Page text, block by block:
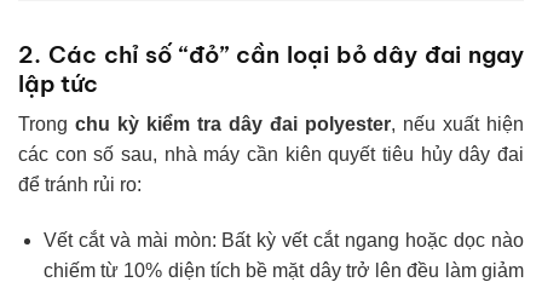
2. Các chỉ số “đỏ” cần loại bỏ dây đai ngay
lập tức
Trong chu kỳ kiểm tra dây đai polyester, nếu xuất hiện
các con số sau, nhà máy cần kiên quyết tiêu hủy dây đai
để tránh rủi ro:
Vết cắt và mài mòn: Bất kỳ vết cắt ngang hoặc dọc nào
chiếm từ 10% diện tích bề mặt dây trở lên đều làm giảm